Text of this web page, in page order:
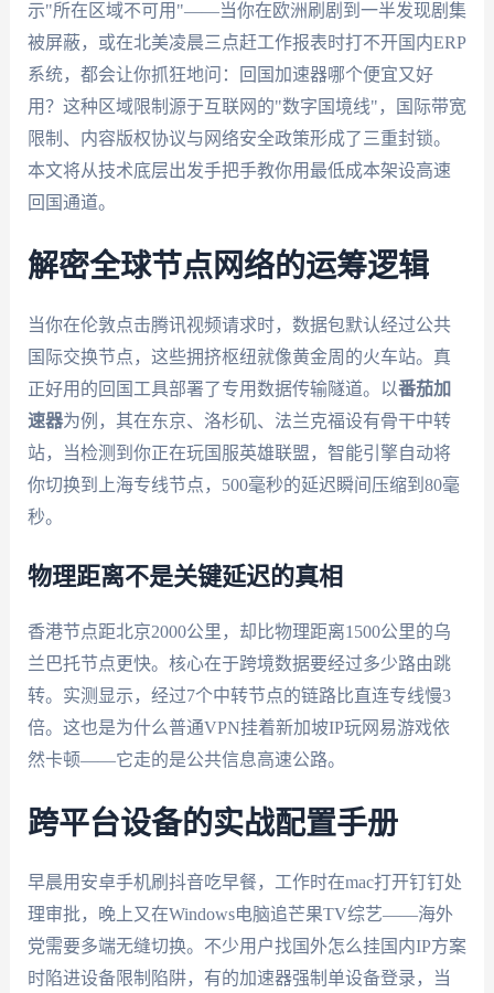
示"所在区域不可用"——当你在欧洲刷剧到一半发现剧集
被屏蔽，或在北美凌晨三点赶工作报表时打不开国内ERP
系统，都会让你抓狂地问：回国加速器哪个便宜又好
用？这种区域限制源于互联网的"数字国境线"，国际带宽
限制、内容版权协议与网络安全政策形成了三重封锁。
本文将从技术底层出发手把手教你用最低成本架设高速
回国通道。
解密全球节点网络的运筹逻辑
当你在伦敦点击腾讯视频请求时，数据包默认经过公共
国际交换节点，这些拥挤枢纽就像黄金周的火车站。真
正好用的回国工具部署了专用数据传输隧道。以番茄加
速器为例，其在东京、洛杉矶、法兰克福设有骨干中转
站，当检测到你正在玩国服英雄联盟，智能引擎自动将
你切换到上海专线节点，500毫秒的延迟瞬间压缩到80毫
秒。
物理距离不是关键延迟的真相
香港节点距北京2000公里，却比物理距离1500公里的乌
兰巴托节点更快。核心在于跨境数据要经过多少路由跳
转。实测显示，经过7个中转节点的链路比直连专线慢3
倍。这也是为什么普通VPN挂着新加坡IP玩网易游戏依
然卡顿——它走的是公共信息高速公路。
跨平台设备的实战配置手册
早晨用安卓手机刷抖音吃早餐，工作时在mac打开钉钉处
理审批，晚上又在Windows电脑追芒果TV综艺——海外
党需要多端无缝切换。不少用户找国外怎么挂国内IP方案
时陷进设备限制陷阱，有的加速器强制单设备登录，当